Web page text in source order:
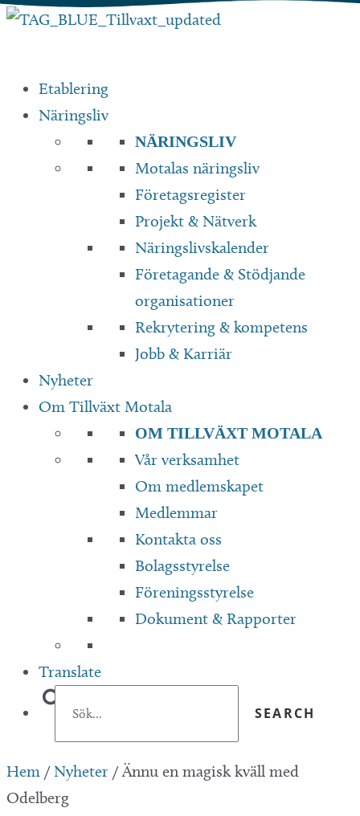
Hoppa
Etablering
Näringsliv
NÄRINGSLIV
Motalas näringsliv
Företagsregister
Projekt & Nätverk
Näringslivskalender
Företagande & Stödjande
organisationer
Rekrytering & kompetens
Jobb & Karriär
Nyheter
Om Tillväxt Motala
OM TILLVÄXT MOTALA
Vår verksamhet
Om medlemskapet
Medlemmar
Kontakta oss
Bolagsstyrelse
Föreningsstyrelse
Dokument & Rapporter
Translate
Hem / Nyheter /Ännu en magisk kväll med
Odelberg